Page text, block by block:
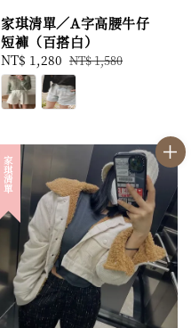
家琪清單／A字高腰牛仔
短褲（百搭白）
Sale
price
NT$ 1,280 Regular
price
NT$ 1,580
家琪清單